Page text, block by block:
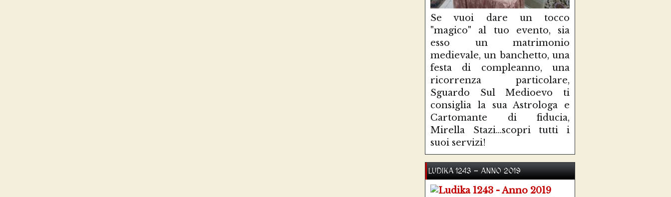
Se vuoi dare un tocco
"magico" al tuo evento, sia
esso un matrimonio
medievale, un banchetto, una
festa di compleanno, una
ricorrenza particolare,
Sguardo Sul Medioevo ti
consiglia la sua Astrologa e
Cartomante di fiducia,
Mirella Stazi...scopri tutti i
suoi servizi!
LUDIKA 1243 - ANNO 2019